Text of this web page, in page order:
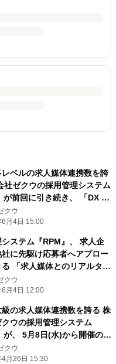
ベルの求人媒体連携数を誇
社ゼクウの採用管理システム
が前回に引き続き、 「DX -
ランスフォーメーション-
2024 SUMMER」に出展
クウ
月4日 15:00
ステム『RPM』、 求人企
に先駆け応募者へアプロー
「求人媒体とのリアルタイ
タ連携」を提供開始
クウ
月4日 12:00
の求人媒体連携数を誇る 株
ウの採用管理システム
が、 5月8日(水)から開催の第
［春］に出展！
クウ
月26日 15:30